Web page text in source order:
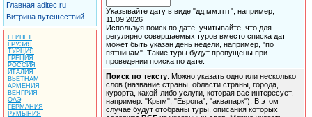
Главная aditec.ru
Витрина путешествий
ЕГИПЕТ
ГРУЗИЯ
ТУРЦИЯ
ГРЕЦИЯ
РОССИЯ
ИТАЛИЯ
ВЬЕТНАМ
АРМЕНИЯ
ВЕНГРИЯ
ОАЭ
ГЕРМАНИЯ
РУМЫНИЯ
Указывайте дату в виде "дд.мм.гггг", например,
11.09.2026
Используя поиск по дате, учитывайте, что для
регулярно совершаемых туров вместо списка дат
может быть указан день недели, например, "по
пятницам". Такие туры будут пропущены при
проведении поиска по дате.
Поиск по тексту . Можно указать одно или несколько
слов (название страны, области страны, города,
курорта, какой-либо услуги, которая вас интересует,
например: "Крым", "Европа", "аквапарк"). В этом
случае будут отобраны туры, описания которых